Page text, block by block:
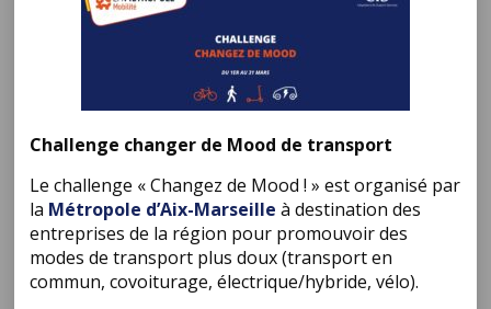
Challenge changer de Mood de transport
Le challenge « Changez de Mood ! » est organisé par
la Métropole d’Aix-Marseille à destination des
entreprises de la région pour promouvoir des
modes de transport plus doux (transport en
commun, covoiturage, électrique/hybride, vélo).